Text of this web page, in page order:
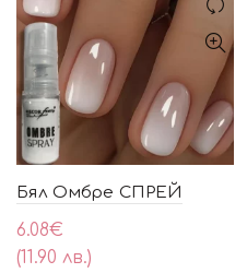
Бял Омбре СПРЕЙ
6.08€
(11.90 лв.)